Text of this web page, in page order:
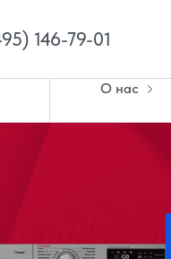
146-79-01
О нас